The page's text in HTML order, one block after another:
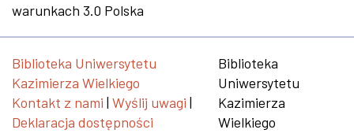
warunkach 3.0 Polska
Biblioteka Uniwersytetu
Kazimierza Wielkiego
Kontakt z nami | Wyślij uwagi |
Deklaracja dostępności
Biblioteka
Uniwersytetu
Kazimierza
Wielkiego